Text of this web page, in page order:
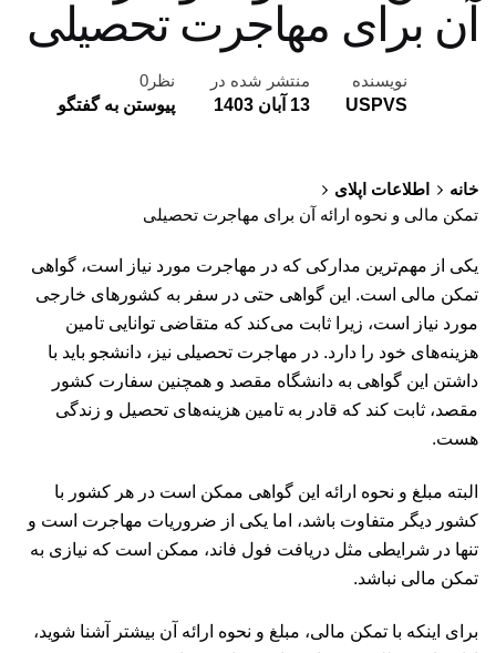
آن برای مهاجرت تحصیلی
نویسنده
USPVS
منتشر شده در
13 آبان 1403
نظر0
پیوستن به گفتگو
خانه
اطلاعات اپلای
تمکن مالی و نحوه ارائه آن برای مهاجرت تحصیلی
یکی از مهم‌ترین مدارکی که در مهاجرت مورد نیاز است، گواهی
تمکن مالی است. این گواهی حتی در سفر به کشورهای خارجی
مورد نیاز است، زیرا ثابت می‌کند که متقاضی توانایی تامین
هزینه‌های خود را دارد. در مهاجرت تحصیلی نیز، دانشجو باید با
داشتن این گواهی به دانشگاه مقصد و همچنین سفارت کشور
مقصد، ثابت کند که قادر به تامین هزینه‌های تحصیل و زندگی
هست.
البته مبلغ و نحوه ارائه این گواهی ممکن است در هر کشور با
کشور دیگر متفاوت باشد، اما یکی از ضروریات مهاجرت است و
تنها در شرایطی مثل دریافت فول فاند، ممکن است که نیازی به
تمکن مالی نباشد.
برای اینکه با تمکن مالی، مبلغ و نحوه ارائه آن بیشتر آشنا شوید،